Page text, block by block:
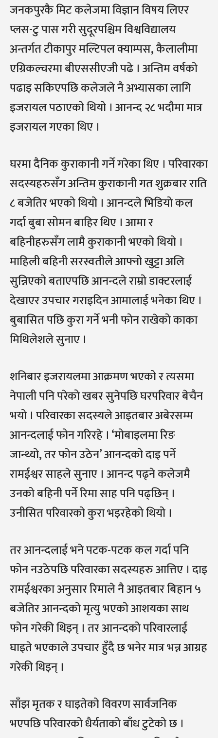
जनकपुरकै मिट कलेजमा विज्ञान विषय लिएर
प्लस-टु पास गरी सुदूरपश्चिम विश्वविद्यालय
अन्तर्गत टीकापुर मल्टिपल क्याम्पस, कैलालीमा
एग्रिकल्चरमा बीएससीएजी पढे । अन्तिम वर्षको
पढाइ सकिएपछि कलेजले नै अभ्यासका लागि
इजरायल पठाएको थियो । आनन्द २८ भदौमा मात्र
इजरायल गएका थिए ।
घरमा दैनिक कुराकानी गर्ने गरेका थिए । परिवारका
सदस्यहरुसँग अन्तिम कुराकानी गत शुक्रबार राति
८ बजेतिर भएको थियो । आनन्दले भिडियो कल
गर्दा बुबा सोमन बाहिर थिए । आमा र
बहिनीहरुसँग लामै कुराकानी भएको थियो ।
माहिली बहिनी सरस्वतीले आफ्नो खुट्टा अलि
सुन्निएको बताएपछि आनन्दले राम्रो डाक्टरलाई
देखाएर उपचार गराइदिन आमालाई भनेका थिए ।
बुबासित पछि कुरा गर्ने भनी फोन राखेको काका
मिथिलेशले सुनाए ।
शनिबार इजरायलमा आक्रमण भएको र त्यसमा
नेपाली पनि परेको खबर सुनेपछि घरपरिवार बेचैन
भयो । परिवारका सदस्यले आइतबार अबेरसम्म
आनन्दलाई फोन गरिरहे । ‘मोबाइलमा रिङ
जान्थ्यो, तर फोन उठेन’ आनन्दको दाइ पर्ने
रामईश्वर साहले सुनाए । आनन्द पढ्ने कलेजमै
उनको बहिनी पर्ने रिमा साह पनि पढ्छिन् ।
उनीसित परिवारको कुरा भइरहेको थियो ।
तर आनन्दलाई भने पटक-पटक कल गर्दा पनि
फोन नउठेपछि परिवारका सदस्यहरु आत्तिए । दाइ
रामईश्वरका अनुसार रिमाले नै आइतबार बिहान ५
बजेतिर आनन्दको मृत्यु भएको आशयका साथ
फोन गरेकी थिइन् । तर आनन्दको परिवारलाई
घाइते भएकाले उपचार हुँदै छ भनेर मात्र भन्न आग्रह
गरेकी थिइन् ।
साँझ मृतक र घाइतेको विवरण सार्वजनिक
भएपछि परिवारको धैर्यताको बाँध टुटेको छ ।